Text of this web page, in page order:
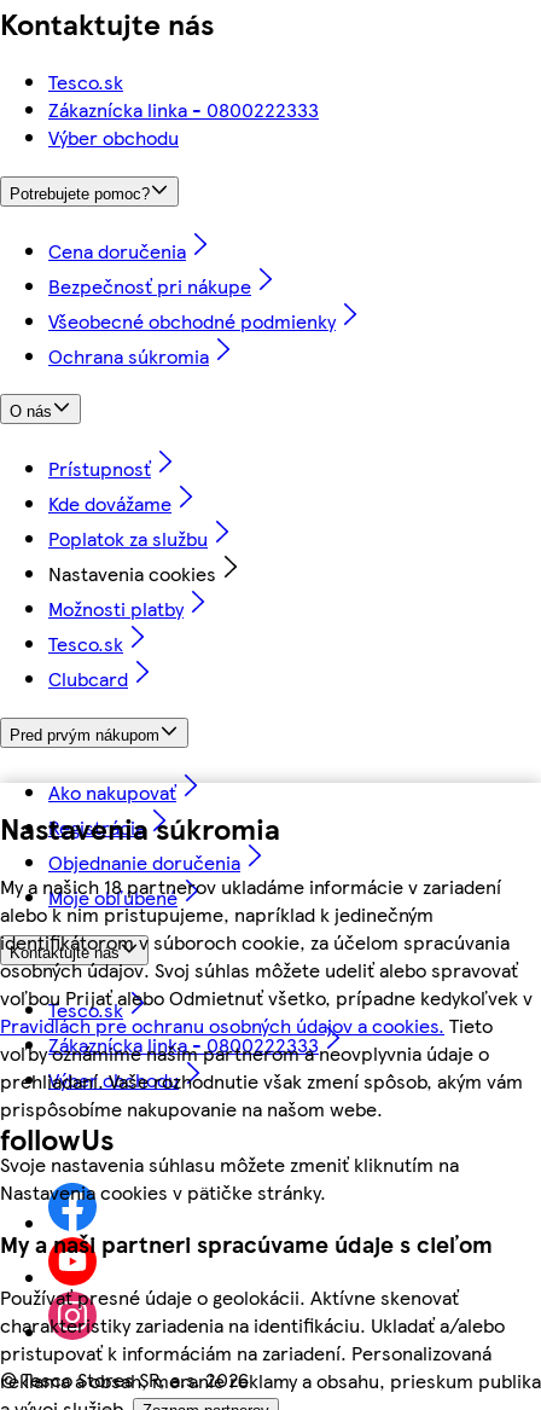
Nastavenia súkromia
My a našich 18 partnerov ukladáme informácie v zariadení
alebo k nim pristupujeme, napríklad k jedinečným
identifikátorom v súboroch cookie, za účelom spracúvania
osobných údajov. Svoj súhlas môžete udeliť alebo spravovať
voľbou Prijať alebo Odmietnuť všetko, prípadne kedykoľvek v
Pravidlách pre ochranu osobných údajov a cookies. Tieto
voľby oznámime našim partnerom a neovplyvnia údaje o
prehliadaní. Vaše rozhodnutie však zmení spôsob, akým vám
prispôsobíme nakupovanie na našom webe.
Svoje nastavenia súhlasu môžete zmeniť kliknutím na
Nastavenia cookies v pätičke stránky.
My a naši partneri spracúvame údaje s cieľom
Používať presné údaje o geolokácii. Aktívne skenovať
charakteristiky zariadenia na identifikáciu. Ukladať a/alebo
pristupovať k informáciám na zariadení. Personalizovaná
reklama a obsah, meranie reklamy a obsahu, prieskum publika
Kontaktujte nás
Tesco.sk
Zákaznícka linka - 0800222333
Výber obchodu
Potrebujete pomoc?
Cena doručenia
Bezpečnosť pri nákupe
Všeobecné obchodné podmienky
Ochrana súkromia
O nás
Prístupnosť
Kde dovážame
Poplatok za službu
Nastavenia cookies
Možnosti platby
Tesco.sk
Clubcard
Pred prvým nákupom
Ako nakupovať
Registrácia
Objednanie doručenia
Moje obľúbené
Kontaktujte nás
Tesco.sk
Zákaznícka linka - 0800222333
Výber obchodu
followUs
©Tesco Stores SR, a.s. 2026